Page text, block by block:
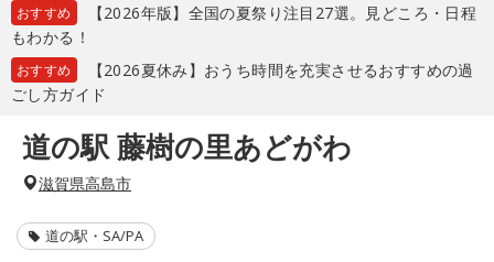
おすすめ
【2026年版】全国の夏祭り注目27選。見どころ・日程
もわかる！
おすすめ
【2026夏休み】おうち時間を充実させるおすすめの過
ごし方ガイド
道の駅 藤樹の里あどがわ
滋賀県高島市
道の駅・SA/PA